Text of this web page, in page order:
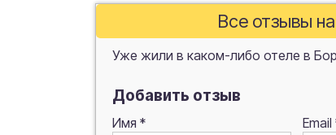
Все отзывы
Уже жили в каком-либо отеле в
Добавить отзыв
Имя * Email